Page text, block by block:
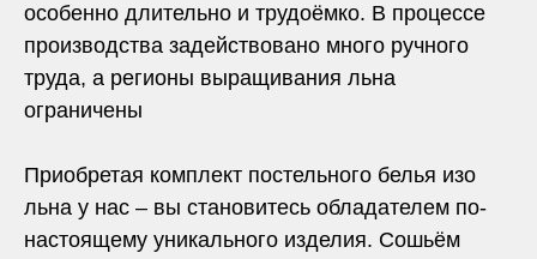
особенно длительно и трудоёмко. В процессе
производства задействовано много ручного
труда, а регионы выращивания льна
ограничены
Приобретая комплект постельного белья изо
льна у нас – вы становитесь обладателем по-
настоящему уникального изделия. Сошьём